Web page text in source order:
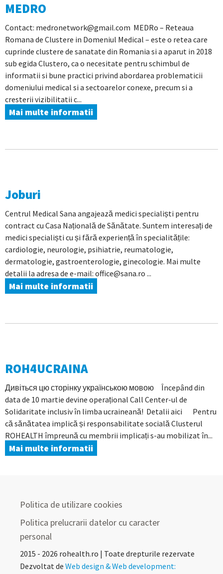
MEDRO
Contact: medronetwork@gmail.com MEDRo – Reteaua
Romana de Clustere in Domeniul Medical – este o retea care
cuprinde clustere de sanatate din Romania si a aparut in 2018
sub egida Clustero, ca o necesitate pentru schimbul de
informatii si bune practici privind abordarea problematicii
domeniului medical si a sectoarelor conexe, precum si a
cresterii vizibilitatii c...
Mai multe informatii
Joburi
Centrul Medical Sana angajează medici specialiști pentru
contract cu Casa Națională de Sănătate. Suntem interesați de
medici specialiști cu și fără experiență în specialitățile:
cardiologie, neurologie, psihiatrie, reumatologie,
dermatologie, gastroenterologie, ginecologie. Mai multe
detalii la adresa de e-mail: office@sana.ro ...
Mai multe informatii
ROH4UCRAINA
Дивіться цю сторінку українською мовою Începând din
data de 10 martie devine operațional Call Center-ul de
Solidaritate inclusiv în limba ucraineană! Detalii aici Pentru
că sănătatea implică și responsabilitate socială Clusterul
ROHEALTH împreună cu membrii implicați s-au mobilizat în...
Mai multe informatii
2015 - 2026 rohealth.ro | Toate drepturile rezervate
Dezvoltat de Web design & Web development:
Politica de utilizare cookies
Politica prelucrarii datelor cu caracter
personal